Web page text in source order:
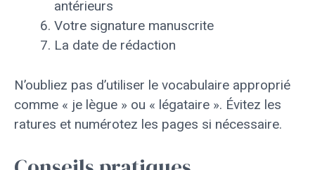
antérieurs
Votre signature manuscrite
La date de rédaction
N’oubliez pas d’utiliser le vocabulaire approprié
comme « je lègue » ou « légataire ». Évitez les
ratures et numérotez les pages si nécessaire.